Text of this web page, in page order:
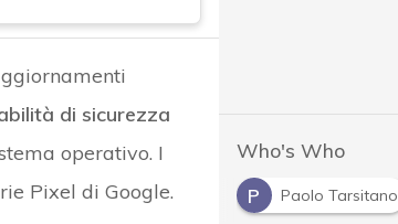
di sicurezza
operativo. I
Pixel di Google.
Who's Who
P
Paolo Tarsitano